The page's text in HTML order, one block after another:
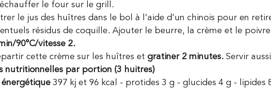
le four sur le grill.
le jus des huîtres dans le bol à l’aide d’un chinois pour en
résidus de coquille. Ajouter le beurre, la crème et le
90°C/vitesse 2.
cette crème sur les huîtres et gratiner 2 minutes. Servir
nutritionnelles par portion (3 huitres)
énergétique 397 kj et 96 kcal - protides 3 g - glucides 4 g - lipides